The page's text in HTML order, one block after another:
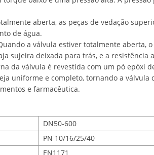
aberta, as peças de vedação
de água.
a válvula estiver totalmente aberta,
sujeira deixada para trás, e a resistência
da válvula é revestida com um pó epóxi
uniforme e completo, tornando a válvula
e farmacêutica.
DN50-600
PN 10/16/25/40
EN1171